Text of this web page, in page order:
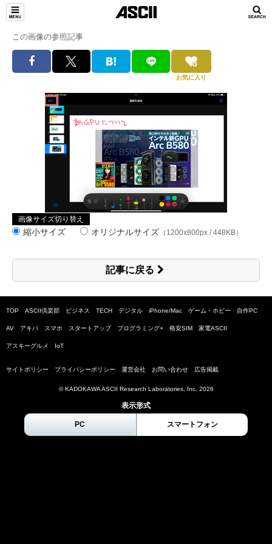
この画像の参照記事
お気に入り
画像サイズ切り替え
縮小サイズ オリジナルサイズ （1200x800px / 448KB）
記事に戻る
TOP ASCII倶楽部 ビジネス TECH デジタル iPhone/Mac ゲーム・ホビー 自作PC
AV アキバ スマホ スタートアップ プログラミング+ 格安SIM 家電ASCII
アスキーグルメ IoT
サイトポリシー プライバシーポリシー 運営会社 お問い合わせ 広告掲載
© KADOKAWA ASCII Research Laboratories, Inc. 2026
表示形式
PC スマートフォン